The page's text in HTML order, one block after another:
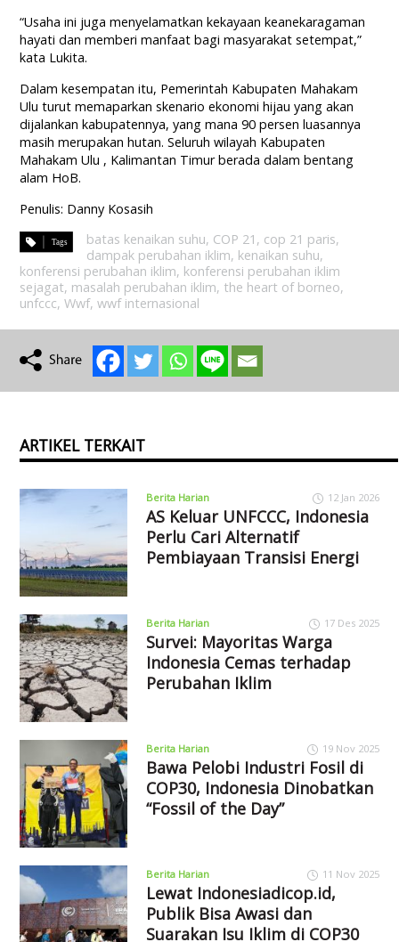
“Usaha ini juga menyelamatkan kekayaan keanekaragaman
hayati dan memberi manfaat bagi masyarakat setempat,”
kata Lukita.
Dalam kesempatan itu, Pemerintah Kabupaten Mahakam
Ulu turut memaparkan skenario ekonomi hijau yang akan
dijalankan kabupatennya, yang mana 90 persen luasannya
masih merupakan hutan. Seluruh wilayah Kabupaten
Mahakam Ulu , Kalimantan Timur berada dalam bentang
alam HoB.
Penulis: Danny Kosasih
batas kenaikan suhu, COP 21 , cop 21 paris,
dampak perubahan iklim, kenaikan suhu,
konferensi perubahan iklim, konferensi perubahan iklim
sejagat, masalah perubahan iklim, the heart of borneo,
unfccc,Wwf,wwf internasional
ARTIKEL TERKAIT
Berita Harian 12 Jan 2026
AS Keluar UNFCCC, Indonesia
Perlu Cari Alternatif
Pembiayaan Transisi Energi
Berita Harian 17 Des 2025
Survei: Mayoritas Warga
Indonesia Cemas terhadap
Perubahan Iklim
Berita Harian 19 Nov 2025
Bawa Pelobi Industri Fosil di
COP30, Indonesia Dinobatkan
“Fossil of the Day”
Berita Harian 11 Nov 2025
Lewat Indonesiadicop.id,
Publik Bisa Awasi dan
Suarakan Isu Iklim di COP30